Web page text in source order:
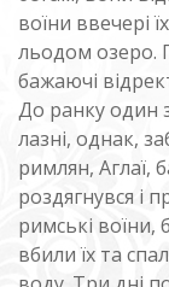
воїни ввечері
льодом озеро.
бажаючі
До ранку один
лазні, однак,
римлян, Аглаї,
роздягнувся і
римські
вбили їх та